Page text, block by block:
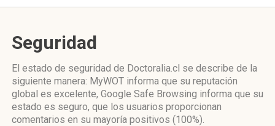
Seguridad
El estado de seguridad de Doctoralia.cl se describe de la
siguiente manera: MyWOT informa que su reputación
global es excelente, Google Safe Browsing informa que su
estado es seguro, que los usuarios proporcionan
comentarios en su mayoría positivos (100%).